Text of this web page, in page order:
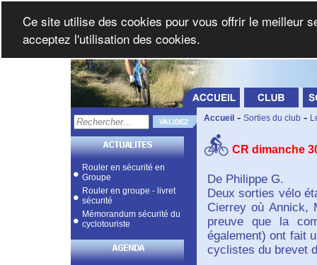
Rouler en sécurité en
Groupe
Rouler en groupe - livret
sécurité
Mémorandum sécurité du
cyclotouriste
Accueil - Sorties du club -
CR dimanche
De Philippe G.
Deux sorties vélo
Cierrey où Annick,
preuve que la
également) ont fait
cyclistes du brevet
Ce site utilise des cookies pour vous offrir le meilleur
acceptez l'utilisation des cookies.